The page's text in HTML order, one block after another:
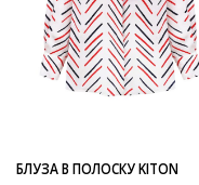
БЛУЗА В ПОЛОСКУ KITON